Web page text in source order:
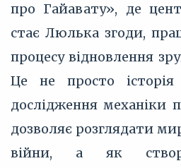
про Гайавату», де
стає Люлька згоди,
процесу відновлення
Це не просто історія
дослідження механіки
дозволяє розглядати
війни, а як